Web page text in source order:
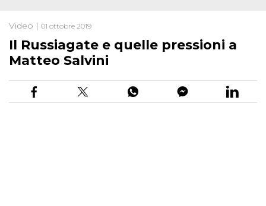
Video | 01 ottobre 2019
Il Russiagate e quelle pressioni a
Matteo Salvini